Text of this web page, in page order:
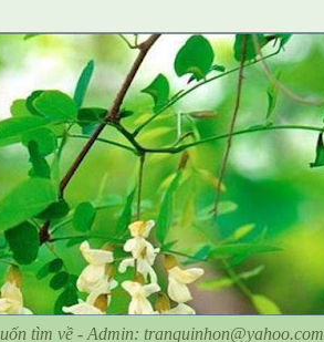
tìm về - Admin: tranquinhon@yahoo.com